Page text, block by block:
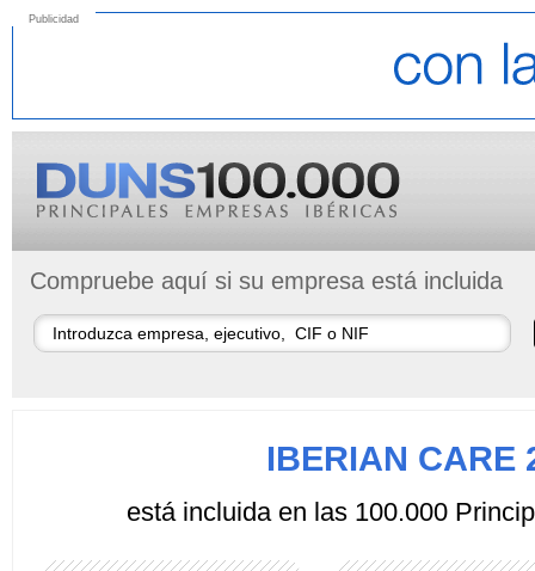
Publicidad
Compruebe aquí si su empresa está incluida
IBERIAN CARE
está incluida en las 100.000